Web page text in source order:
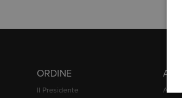
ORDINE
Il Presidente